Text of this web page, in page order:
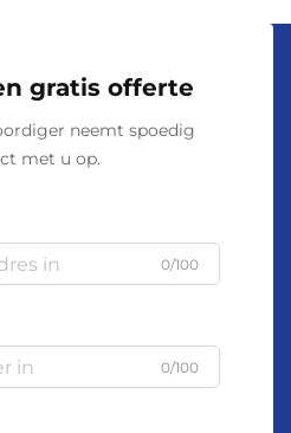
gratis offerte
neemt spoedig
met u op.
0/100
0/100